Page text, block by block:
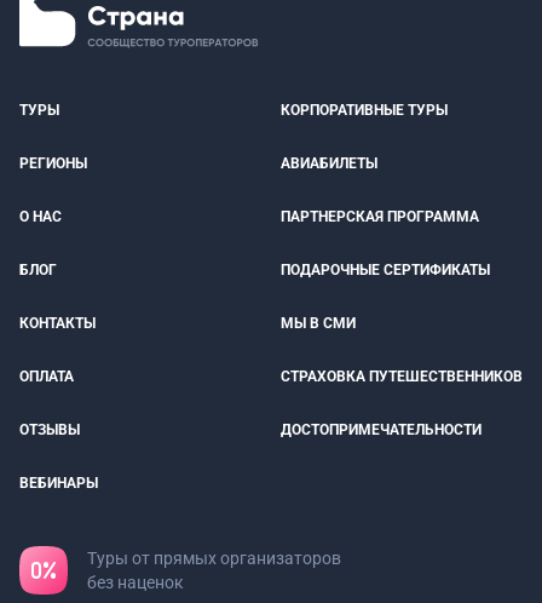
ТУРЫ КОРПОРАТИВНЫЕ ТУРЫ
РЕГИОНЫ АВИАБИЛЕТЫ
О НАС ПАРТНЕРСКАЯ ПРОГРАММА
БЛОГ ПОДАРОЧНЫЕ СЕРТИФИКАТЫ
КОНТАКТЫ МЫ В СМИ
ОПЛАТА СТРАХОВКА ПУТЕШЕСТВЕННИКОВ
ОТЗЫВЫ ДОСТОПРИМЕЧАТЕЛЬНОСТИ
ВЕБИНАРЫ
Туры от прямых организаторов
без наценок